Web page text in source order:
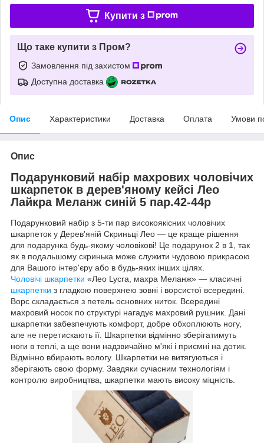
Купити з
Що таке купити з Пром?
Замовлення під захистом
Доступна доставка
Опис Характеристики Доставка Оплата Умови
Опис
Подарунковий набір махрових чоловічих
шкарпеток в дерев'яному кейсі Лео
Лайкра Меланж синій 5 пар.42-44р
Подарунковий набір з 5-ти пар високоякісних чоловічих
шкарпеток у Дерев'яній Скриньці Лео — це краще рішення
для подарунка будь-якому чоловікові! Це подарунок 2 в 1, так
як в подальшому скринька може служити чудовою прикрасою
для Вашого інтер'єру або в будь-яких інших цілях.
Чоловічі шкарпетки «Лео Lycra, махра Меланж» — класичні
шкарпетки з гладкою поверхнею зовні і ворсистої всередині.
Ворс складається з петель основних ниток. Всередині
махровий носок по структурі нагадує махровий рушник. Дані
шкарпетки забезпечують комфорт, добре обхоплюють ногу,
але не перетискають її. Шкарпетки відмінно зберігатимуть
ноги в теплі, а ще вони надзвичайно м'які і приємні на дотик.
Відмінно вбирають вологу. Шкарпетки не витягуються і
зберігають свою форму. Завдяки сучасним технологіям і
контролю виробництва, шкарпетки мають високу міцність.